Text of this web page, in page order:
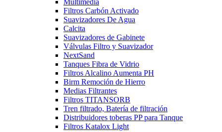
Multimedia
Filtros Carbón Activado
Suavizadores De Agua
Calcita
Suavizadores de Gabinete
Válvulas Filtro y Suavizador
NextSand
Tanques Fibra de Vidrio
Filtros Alcalino Aumenta PH
Birm Remoción de Hierro
Medias Filtrantes
Filtros TITANSORB
Tren filtrado, Batería de filtración
Distribuidores toberas PP para Tanque
Filtros Katalox Light